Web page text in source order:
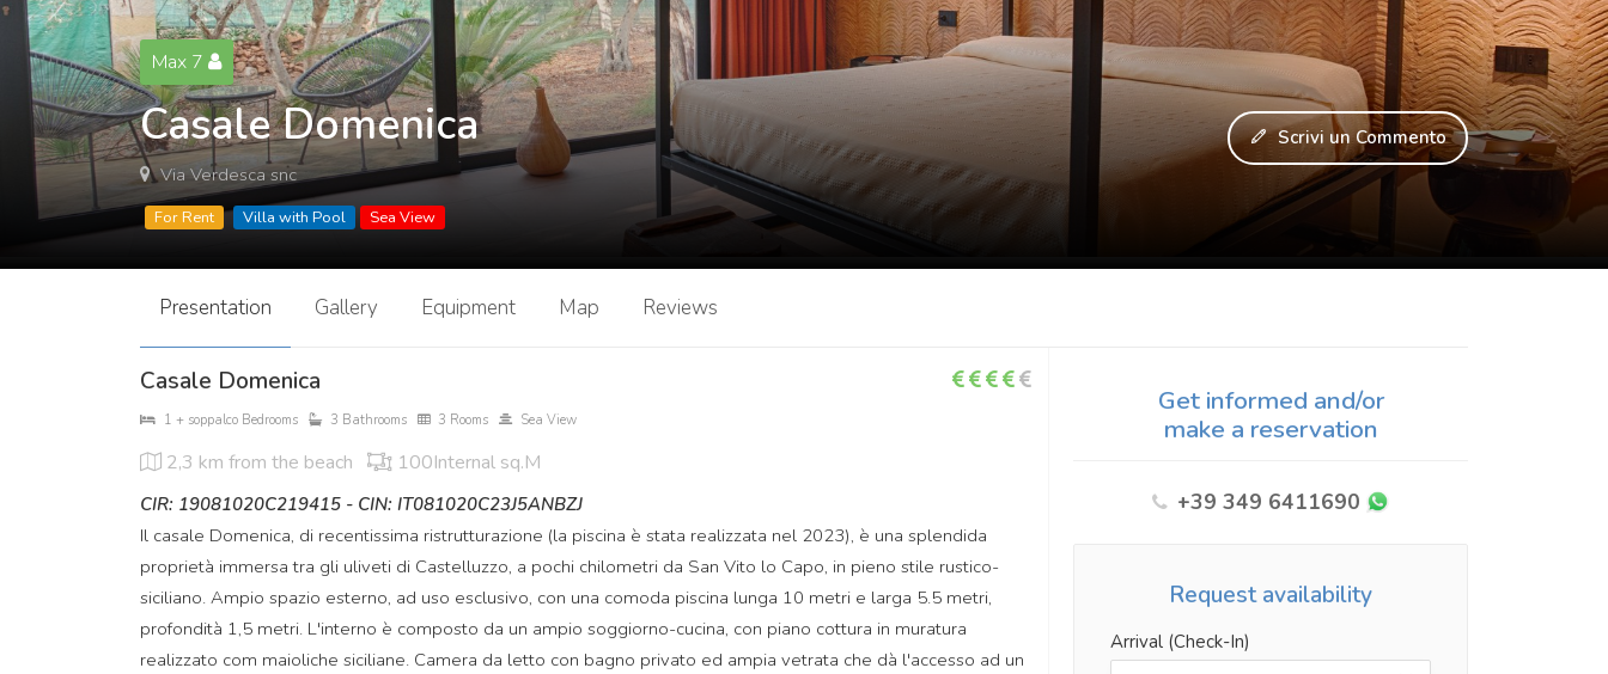
Max 7
Casale Domenica
Via Verdesca snc
For Rent Villa with Pool Sea View
Scrivi un Commento
Presentation Gallery Equipment Map Reviews
Casale Domenica
1 + soppalco Bedrooms 3 Bathrooms 3 Rooms Sea View
2,3 km from the beach 100Internal sq.M
CIR: 19081020C219415 - CIN: IT081020C23J5ANBZJ
Il casale Domenica, di recentissima ristrutturazione (la piscina è stata realizzata nel 2023), è una splendida
proprietà immersa tra gli uliveti di Castelluzzo, a pochi chilometri da San Vito lo Capo, in pieno stile rustico-
siciliano. Ampio spazio esterno, ad uso esclusivo, con una comoda piscina lunga 10 metri e larga 5.5 metri,
profondità 1,5 metri. L'interno è composto da un ampio soggiorno-cucina, con piano cottura in muratura
realizzato com maioliche siciliane. Camera da letto con bagno privato ed ampia vetrata che dà l'accesso ad un
Get informed and/or
make a reservation
+39 349 6411690
Request availability
Arrival (Check-In)